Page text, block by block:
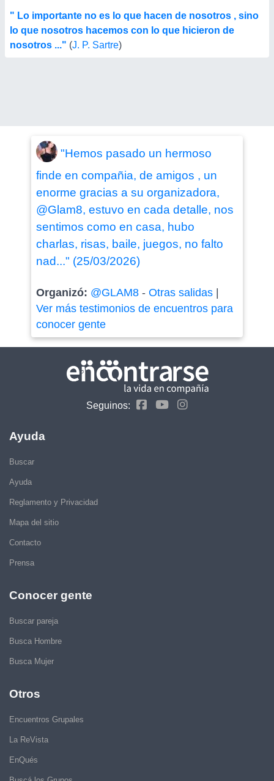
" Lo importante no es lo que hacen de nosotros , sino
lo que nosotros hacemos con lo que hicieron de
nosotros ..." (J. P. Sartre)
"Hemos pasado un hermoso
finde en compañia, de amigos , un
enorme gracias a su organizadora,
@Glam8, estuvo en cada detalle, nos
sentimos como en casa, hubo
charlas, risas, baile, juegos, no falto
nad..." (25/03/2026)
Organizó: @GLAM8- Otras salidas|
Ver más testimonios de encuentros para
conocer gente
Seguinos:
Ayuda
Buscar
Ayuda
Reglamento y Privacidad
Mapa del sitio
Contacto
Prensa
Conocer gente
Buscar pareja
Busca Hombre
Busca Mujer
Otros
Encuentros Grupales
La ReVista
EnQués